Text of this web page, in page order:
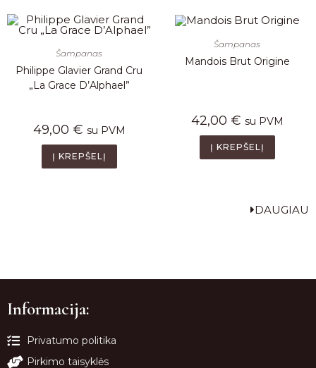
Šampanas
Philippe Glavier Grand Cru
„La Grace D’Alphael”
49,00 € su PVM
Į KREPŠELĮ
Šampanas
Mandois Brut Origine
42,00 € su PVM
Į KREPŠELĮ
DAUGIAU
Informacija:
Privatumo politika
Pirkimo taisyklės